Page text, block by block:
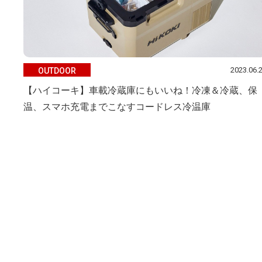
OUTDOOR
【ハイコーキ】車載冷蔵庫にもいいね！冷凍＆冷蔵、保
温、スマホ充電までこなすコードレス冷温庫